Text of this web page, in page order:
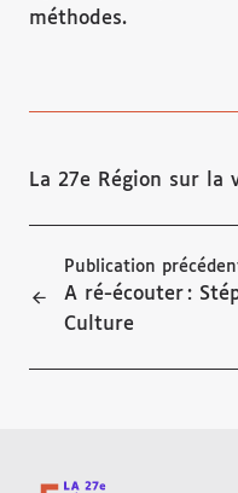
méthodes.
Publication
A ré-écouter :
Culture
La 27e Région sur la